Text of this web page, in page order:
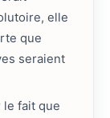
elle
que
seraient
le fait que